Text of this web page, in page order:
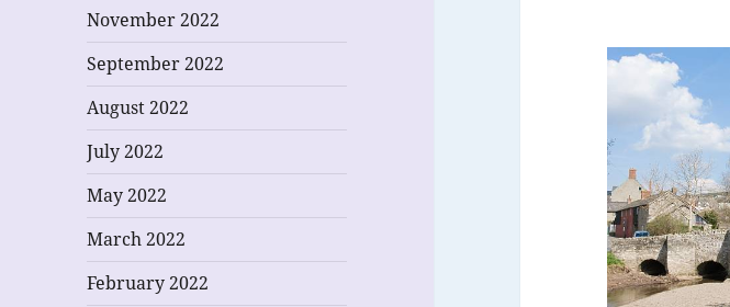
November 2022
September 2022
August 2022
July 2022
May 2022
March 2022
February 2022